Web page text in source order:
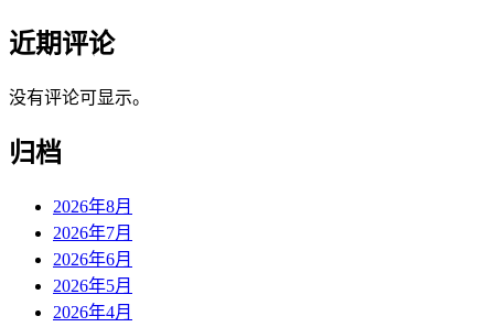
近期评论
没有评论可显示。
归档
2026年8月
2026年7月
2026年6月
2026年5月
2026年4月